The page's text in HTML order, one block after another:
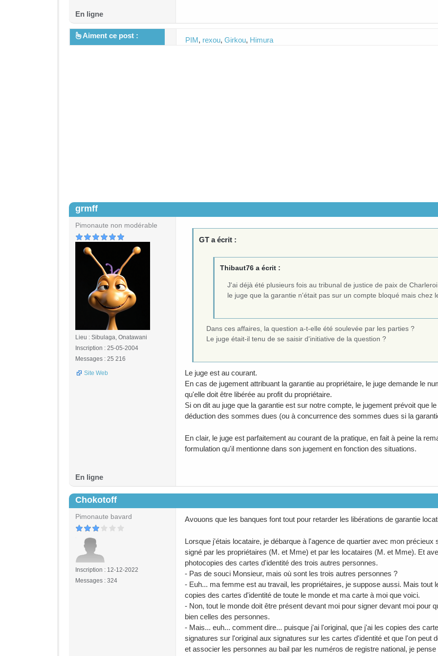
En ligne
Aiment ce post :
PIM, rexou, Girkou, Himura
grmff
Pimonaute non modérable
Lieu : Sibulaga, Onatawani
Inscription : 25-05-2004
Messages : 25 216
Site Web
GT a écrit :
Thibaut76 a écrit :
J'ai déjà été plusieurs fois au tribunal de justice de paix de
le juge que la garantie n'était pas sur un compte bloqué mais chez
Dans ces affaires, la question a-t-elle été soulevée par les parties ?
Le juge était-il tenu de se saisir d'initiative de la question ?
Le juge est au courant.
En cas de jugement attribuant la garantie au propriétaire, le juge demande le
qu'elle doit être libérée au profit du propriétaire.
Si on dit au juge que la garantie est sur notre compte, le jugement prévoit que
déduction des sommes dues (ou à concurrence des sommes dues si la
En clair, le juge est parfaitement au courant de la pratique, en fait à peine la
formulation qu'il mentionne dans son jugement en fonction des situations.
En ligne
Chokotoff
Pimonaute bavard
Inscription : 12-12-2022
Messages : 324
Avouons que les banques font tout pour retarder les libérations de garantie
Lorsque j'étais locataire, je débarque à l'agence de quartier avec mon précieux
signé par les propriétaires (M. et Mme) et par les locataires (M. et Mme). Et
photocopies des cartes d'identité des trois autres personnes.
- Pas de souci Monsieur, mais où sont les trois autres personnes ?
- Euh... ma femme est au travail, les propriétaires, je suppose aussi. Mais tout
copies des cartes d'identité de toute le monde et ma carte à moi que voici.
- Non, tout le monde doit être présent devant moi pour signer devant moi pour
bien celles des personnes.
- Mais... euh... comment dire... puisque j'ai l'original, que j'ai les copies des
signatures sur l'original aux signatures sur les cartes d'identité et que l'on peut
et associer les personnes au bail par les numéros de registre national, je